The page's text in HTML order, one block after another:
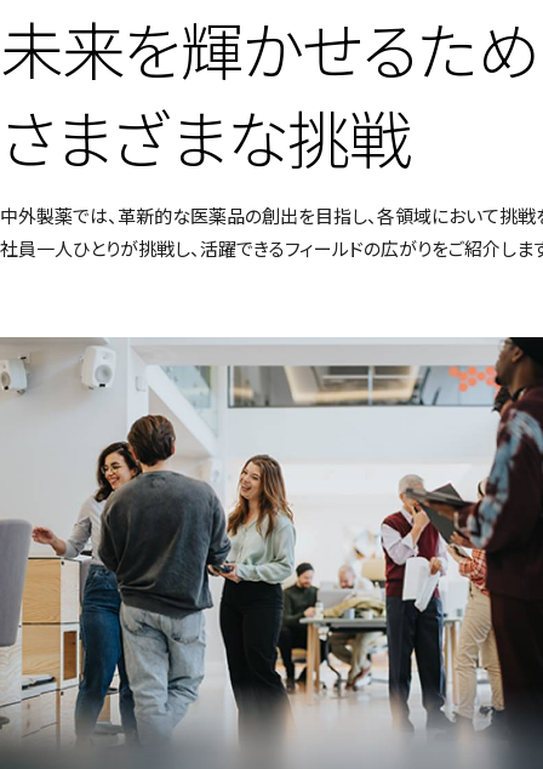
未来を輝かせるため
さまざまな挑戦
中外製薬では、革新的な医薬品の創出を目指し、各領域において挑戦
社員一人ひとりが挑戦し、活躍できるフィールドの広がりをご紹介しま